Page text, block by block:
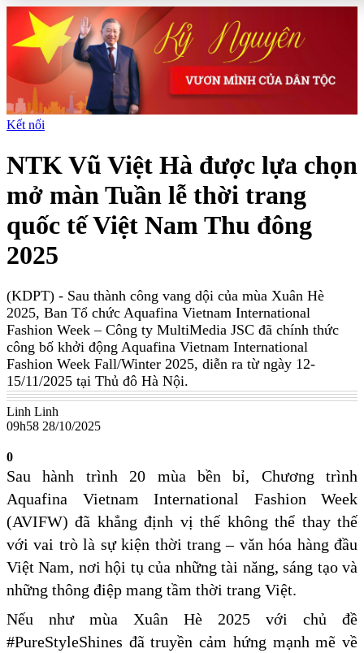
Kết nối
NTK Vũ Việt Hà được lựa chọn
mở màn Tuần lễ thời trang
quốc tế Việt Nam Thu đông
2025
(KDPT) - Sau thành công vang dội của mùa Xuân Hè
2025, Ban Tổ chức Aquafina Vietnam International
Fashion Week – Công ty MultiMedia JSC đã chính thức
công bố khởi động Aquafina Vietnam International
Fashion Week Fall/Winter 2025, diễn ra từ ngày 12-
15/11/2025 tại Thủ đô Hà Nội.
Linh Linh
09h58 28/10/2025
0
Sau hành trình 20 mùa bền bỉ, Chương trình
Aquafina Vietnam International Fashion Week
(AVIFW) đã khẳng định vị thế không thể thay thế
với vai trò là sự kiện thời trang – văn hóa hàng đầu
Việt Nam, nơi hội tụ của những tài năng, sáng tạo và
những thông điệp mang tầm thời trang Việt.
Nếu như mùa Xuân Hè 2025 với chủ đề
#PureStyleShines đã truyền cảm hứng mạnh mẽ về